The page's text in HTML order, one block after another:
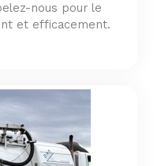
nous pour le
et efficacement.